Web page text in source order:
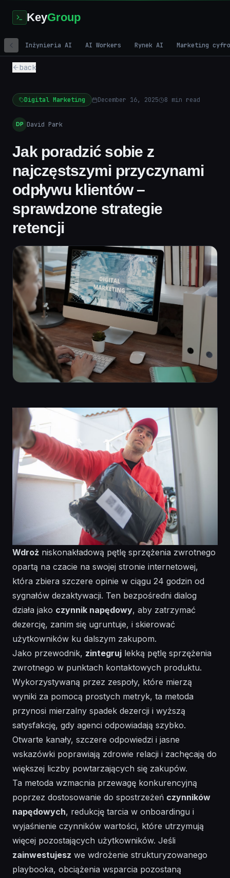
KeyGroup
Inżynieria AI AI Workers Rynek AI Marketing
back
Digital Marketing December 16, 2025 8 min read
DP David Park
Jak poradzić sobie z
najczęstszymi przyczynami
odpływu klientów –
sprawdzone strategie
retencji
Wdroż niskonakładową pętlę sprzężenia zwrotnego
opartą na czacie na swojej stronie internetowej,
która zbiera szczere opinie w ciągu 24 godzin od
sygnałów dezaktywacji. Ten bezpośredni dialog
działa jako czynnik napędowy, aby zatrzymać
dezercję, zanim się ugruntuje, i skierować
użytkowników ku dalszym zakupom.
Jako przewodnik, zintegruj lekką pętlę sprzężenia
zwrotnego w punktach kontaktowych produktu.
Wykorzystywaną przez zespoły, które mierzą
wyniki za pomocą prostych metryk, ta metoda
przynosi mierzalny spadek dezercji i wyższą
satysfakcję, gdy agenci odpowiadają szybko.
Otwarte kanały, szczere odpowiedzi i jasne
wskazówki poprawiają zdrowie relacji i zachęcają do
większej liczby powtarzających się zakupów.
Ta metoda wzmacnia przewagę konkurencyjną
poprzez dostosowanie do spostrzeżeń czynników
napędowych, redukcję tarcia w onboardingu i
wyjaśnienie czynników wartości, które utrzymują
więcej pozostających użytkowników. Jeśli
zainwestujesz we wdrożenie strukturyzowanego
playbooka, obciążenia wsparcia pozostaną